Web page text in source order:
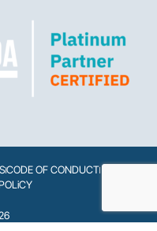
CODE OF CONDUCT